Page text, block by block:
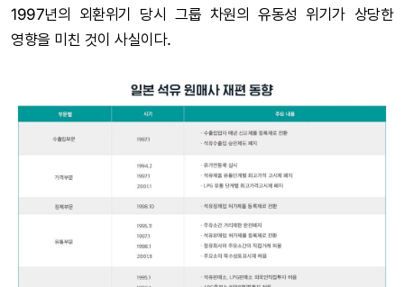
1997년의 외환위기 당시 그룹 차원의 유동성 위기가 상당한
영향을 미친 것이 사실이다.